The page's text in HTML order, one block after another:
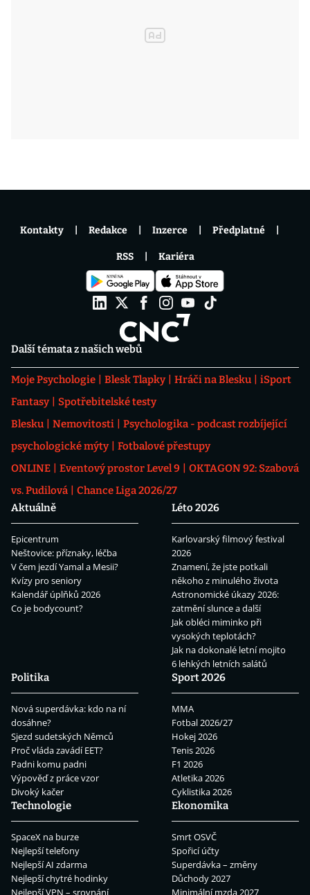
Další témata z našich webů
Moje Psychologie Blesk Tlapky Hráči na Blesku
iSport
Fantasy
Spotřebitelské testy
Blesku
Nemovitosti
Psychologika - podcast rozbíjející
psychologické mýty
Fotbalové přestupy
ONLINE
Eventový prostor Level 9
OKTAGON 92: Szabová
vs. Pudilová
Chance Liga 2026/27
Aktuálně
Epicentrum
Neštovice: příznaky, léčba
V čem jezdí Yamal a Mesii?
Kvízy pro seniory
Kalendář úplňků 2026
Co je bodycount?
Léto 2026
Karlovarský filmový festival
2026
Znamení, že jste potkali
někoho z minulého života
Astronomické úkazy 2026:
zatmění slunce a další
Jak obléci miminko při
vysokých teplotách?
Jak na dokonalé letní mojito
6 lehkých letních salátů
Politika
Nová superdávka: kdo na ní
dosáhne?
Sjezd sudetských Němců
Proč vláda zavádí EET?
Padni komu padni
Výpověď z práce vzor
Divoký kačer
Sport 2026
MMA
Fotbal 2026/27
Hokej 2026
Tenis 2026
F1 2026
Atletika 2026
Cyklistika 2026
Technologie
SpaceX na burze
Nejlepší telefony
Nejlepší AI zdarma
Nejlepší chytré hodinky
Nejlepší VPN – srovnání
Ekonomika
Smrt OSVČ
Spořicí účty
Superdávka – změny
Důchody 2027
Minimální mzda 2027
Kontakty Redakce Inzerce Předplatné
RSS Kariéra